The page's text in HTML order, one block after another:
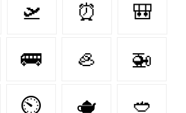
🛫 ⏰ 🎒
🚌 🦪 🚁
⏲️ 🫖 🥙